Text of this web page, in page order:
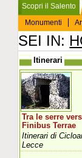
Scopri il Salento
Monumenti
SEI IN:
Itinerari
Tra le serre
Finibus Terrae
Itinerari di
Lecce